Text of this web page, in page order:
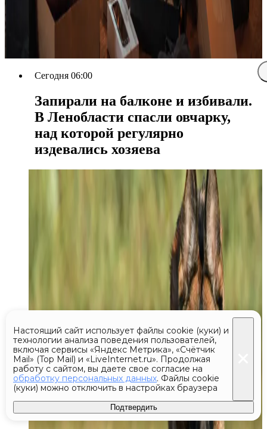
Сегодня 06:00
Запирали на балконе и избивали.
В Ленобласти спасли овчарку,
над которой регулярно
издевались хозяева
Настоящий сайт использует файлы cookie (куки) и
технологии анализа поведения пользователей,
включая сервисы «Яндекс Метрика», «Счётчик
Mail» (Top Mail) и «LiveInternet.ru». Продолжая
работу с сайтом, вы даете свое согласие на
обработку персональных данных. Файлы cookie
(куки) можно отключить в настройках браузера
Подтвердить